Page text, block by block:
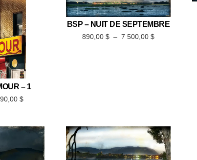
– 1
$
BSP – NUIT DE SEPTEMBRE
890,00 $ – 7 500,00 $